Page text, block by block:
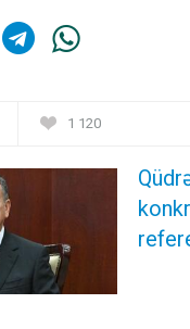
1 120